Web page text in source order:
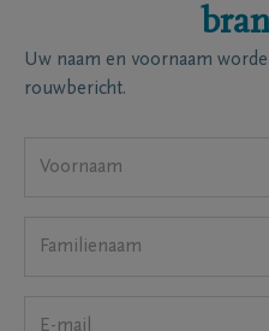
Uw naam en voornaam
rouwbericht.